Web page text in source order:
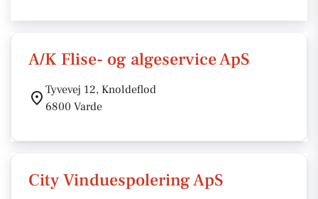
A/K Flise- og algeservice ApS
Tyvevej 12, Knoldeflod
6800 Varde
City Vinduespolering ApS